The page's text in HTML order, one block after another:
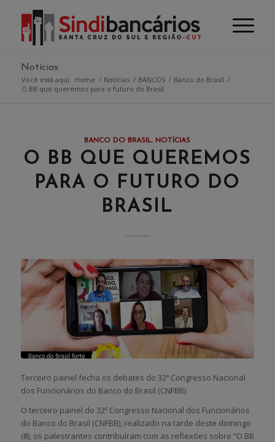
Notícias
Você está aqui: Home / Notícias / BANCOS / Banco do Brasil /
O BB que queremos para o futuro do Brasil
BANCO DO BRASIL, NOTÍCIAS
O BB QUE QUEREMOS
PARA O FUTURO DO
BRASIL
Terceiro painel fecha os debates do 32º Congresso Nacional
dos Funcionários do Banco do Brasil (CNFBB)
O terceiro painel do 32º Congresso Nacional dos Funcionários
do Banco do Brasil (CNFBB), realizado na tarde deste domingo
(8), os palestrantes contribuíram com as reflexões sobre “O BB